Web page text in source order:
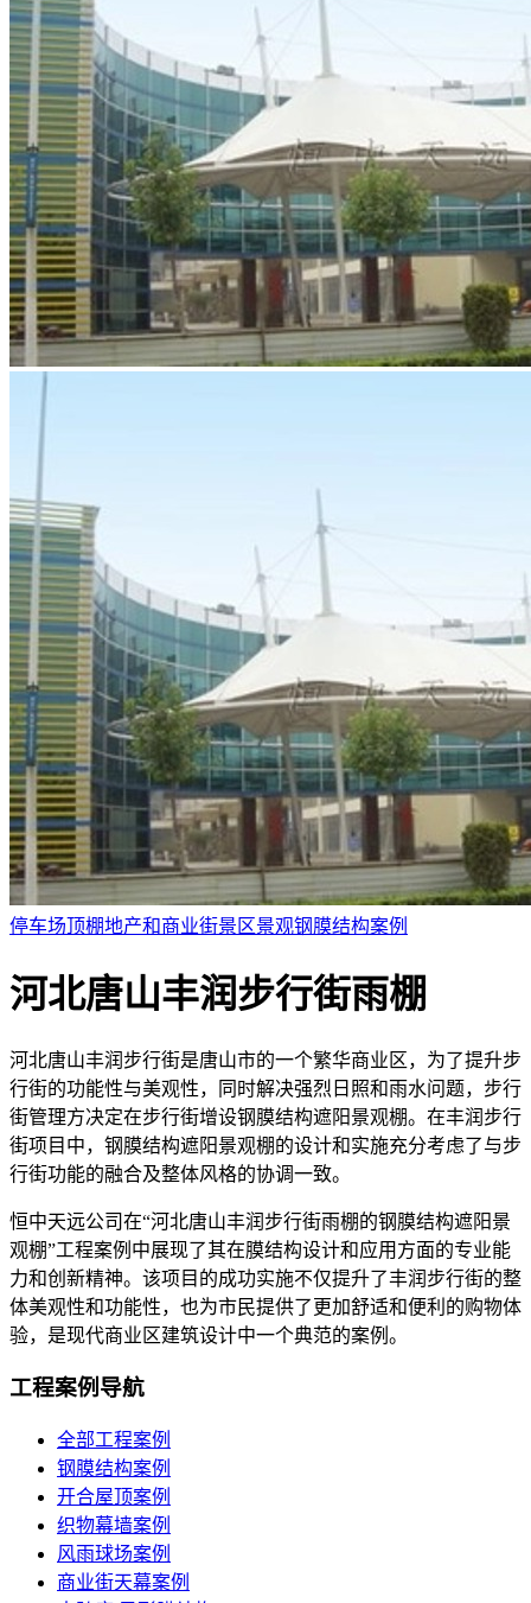
停车场顶棚地产和商业街景区景观钢膜结构案例
河北唐山丰润步行街雨棚
河北唐山丰润步行街是唐山市的一个繁华商业区，为了提升步
行街的功能性与美观性，同时解决强烈日照和雨水问题，步行
街管理方决定在步行街增设钢膜结构遮阳景观棚。在丰润步行
街项目中，钢膜结构遮阳景观棚的设计和实施充分考虑了与步
行街功能的融合及整体风格的协调一致。
恒中天远公司在“河北唐山丰润步行街雨棚的钢膜结构遮阳景
观棚”工程案例中展现了其在膜结构设计和应用方面的专业能
力和创新精神。该项目的成功实施不仅提升了丰润步行街的整
体美观性和功能性，也为市民提供了更加舒适和便利的购物体
验，是现代商业区建筑设计中一个典范的案例。
工程案例导航
全部工程案例
钢膜结构案例
开合屋顶案例
织物幕墙案例
风雨球场案例
商业街天幕案例